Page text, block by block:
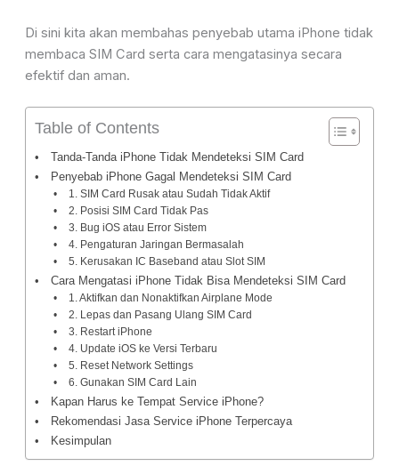
Di sini kita akan membahas penyebab utama iPhone tidak
membaca SIM Card serta cara mengatasinya secara
efektif dan aman.
Table of Contents
Tanda-Tanda iPhone Tidak Mendeteksi SIM Card
Penyebab iPhone Gagal Mendeteksi SIM Card
1. SIM Card Rusak atau Sudah Tidak Aktif
2. Posisi SIM Card Tidak Pas
3. Bug iOS atau Error Sistem
4. Pengaturan Jaringan Bermasalah
5. Kerusakan IC Baseband atau Slot SIM
Cara Mengatasi iPhone Tidak Bisa Mendeteksi SIM Card
1. Aktifkan dan Nonaktifkan Airplane Mode
2. Lepas dan Pasang Ulang SIM Card
3. Restart iPhone
4. Update iOS ke Versi Terbaru
5. Reset Network Settings
6. Gunakan SIM Card Lain
Kapan Harus ke Tempat Service iPhone?
Rekomendasi Jasa Service iPhone Terpercaya
Kesimpulan